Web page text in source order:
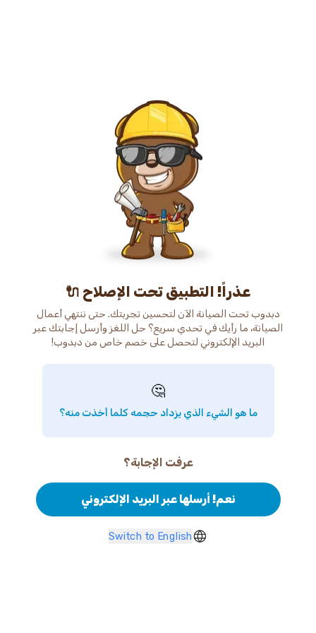
عذراً! التطبيق تحت الإصلاح 🔌
دبدوب تحت الصيانة الآن لتحسين تجربتك. حتى ننتهي أعمال
الصيانة، ما رأيك في تحدي سريع؟ حل اللغز وأرسل إجابتك عبر
البريد الإلكتروني لتحصل على خصم خاص من دبدوب!
🤔
ما هو الشيء الذي يزداد حجمه كلما أخذت منه؟
عرفت الإجابة؟
نعم! أرسلها عبر البريد الإلكتروني
Switch to English